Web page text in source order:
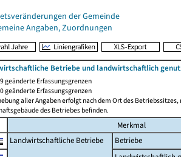
der Gemeinde
Angaben, Zuordnungen
Betriebe und landwirtschaftlich
geänderte Erfassungsgrenzen
geänderte Erfassungsgrenzen
aller Angaben erfolgt nach dem Ort des
des Betriebes befinden.
Merkmal
Landwirtschaftliche Betriebe
Betriebe